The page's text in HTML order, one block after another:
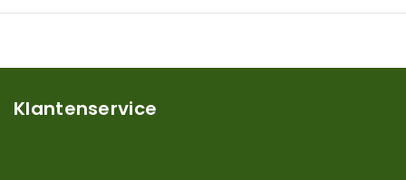
Klantenservice